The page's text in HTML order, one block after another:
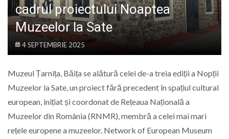
cadrul proiectului Noaptea
Muzeelor la Sate
4 SEPTEMBRIE 2025
Muzeul Țarnița, Băița se alătură celei de-a treia ediții a Nopții
Muzeelor la Sate, un proiect fără precedent în spațiul cultural
european, inițiat și coordonat de Rețeaua Națională a
Muzeelor din România (RNMR), membră a celei mai mari
rețele europene a muzeelor, Network of European Museum